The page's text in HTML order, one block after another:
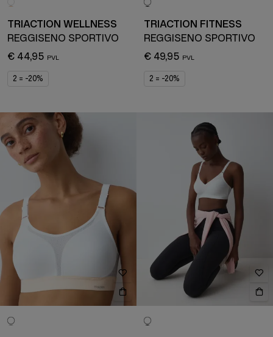
TRIACTION WELLNESS
REGGISENO SPORTIVO
€ 44,95
2 = -20%
TRIACTION FITNESS
REGGISENO SPORTIVO
€ 49,95
2 = -20%